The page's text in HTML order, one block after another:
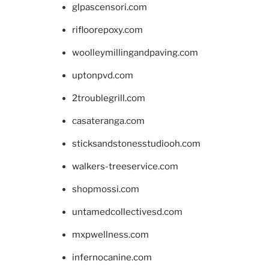
glpascensori.com
rifloorepoxy.com
woolleymillingandpaving.com
uptonpvd.com
2troublegrill.com
casateranga.com
sticksandstonesstudiooh.com
walkers-treeservice.com
shopmossi.com
untamedcollectivesd.com
mxpwellness.com
infernocanine.com